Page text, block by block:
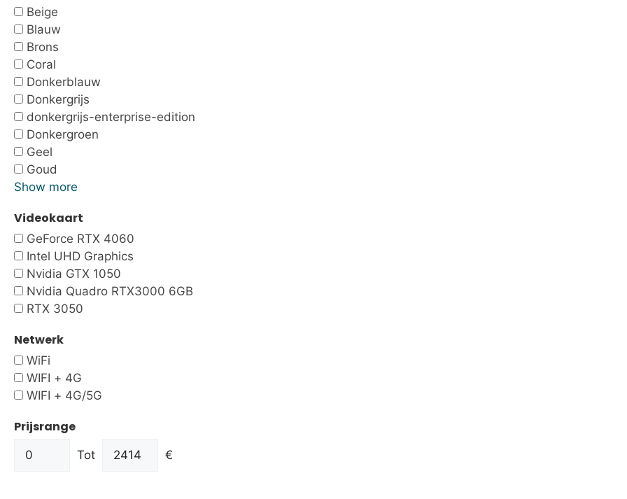
Beige
Blauw
Brons
Coral
Donkerblauw
Donkergrijs
donkergrijs-enterprise-edition
Donkergroen
Geel
Goud
Show more
Videokaart
GeForce RTX 4060
Intel UHD Graphics
Nvidia GTX 1050
Nvidia Quadro RTX3000 6GB
RTX 3050
Netwerk
WiFi
WIFI + 4G
WIFI + 4G/5G
Prijsrange
Tot €